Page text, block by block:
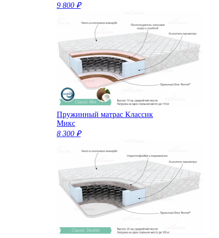
9 800 ₽
Пружинный матрас Классик
Микс
8 300 ₽